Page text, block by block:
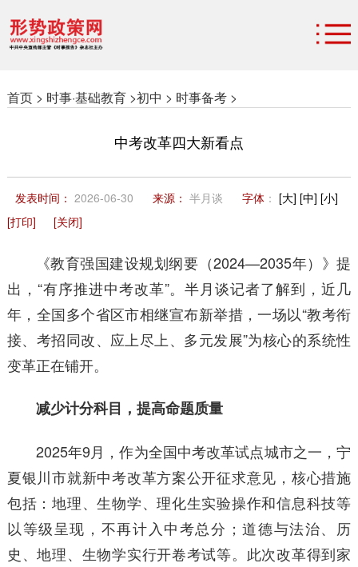
首页 > 时事·基础教育 >初中 > 时事备考 >
中考改革四大新看点
发表时间： 2026-06-30 来源： 半月谈 字体： [大] [中] [小]
[打印]
[关闭]
《教育强国建设规划纲要（2024—2035年）》提
出，“有序推进中考改革”。半月谈记者了解到，近几
年，全国多个省区市相继宣布新举措，一场以“教考衔
接、考招同改、应上尽上、多元发展”为核心的系统性
变革正在铺开。
减少计分科目，提高命题质量
2025年9月，作为全国中考改革试点城市之一，宁
夏银川市就新中考改革方案公开征求意见，核心措施
包括：地理、生物学、理化生实验操作和信息科技等
以等级呈现，不再计入中考总分；道德与法治、历
史、地理、生物学实行开卷考试等。此次改革得到家